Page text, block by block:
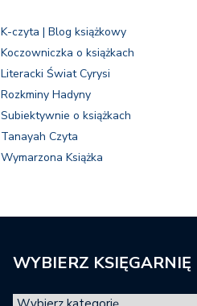
K-czyta | Blog książkowy
Koczowniczka o książkach
Literacki Świat Cyrysi
Rozkminy Hadyny
Subiektywnie o książkach
Tanayah Czyta
Wymarzona Książka
WYBIERZ KSIĘGARNIĘ